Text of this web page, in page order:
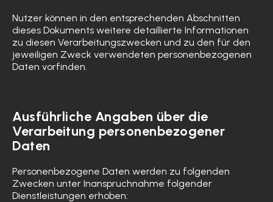
Nutzer können in den entsprechenden Abschnitten
dieses Dokuments weitere detaillierte Informationen
zu diesen Verarbeitungszwecken und zu den für den
jeweiligen Zweck verwendeten personenbezogenen
Daten vorfinden.
Ausführliche Angaben über die
Verarbeitung personenbezogener
Daten
Personenbezogene Daten werden zu folgenden
Zwecken unter Inanspruchnahme folgender
Dienstleistungen erhoben: